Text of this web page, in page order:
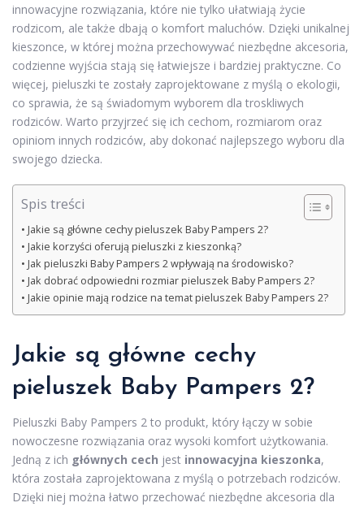
innowacyjne rozwiązania, które nie tylko ułatwiają życie
rodzicom, ale także dbają o komfort maluchów. Dzięki unikalnej
kieszonce, w której można przechowywać niezbędne akcesoria,
codzienne wyjścia stają się łatwiejsze i bardziej praktyczne. Co
więcej, pieluszki te zostały zaprojektowane z myślą o ekologii,
co sprawia, że są świadomym wyborem dla troskliwych
rodziców. Warto przyjrzeć się ich cechom, rozmiarom oraz
opiniom innych rodziców, aby dokonać najlepszego wyboru dla
swojego dziecka.
Spis treści
Jakie są główne cechy pieluszek Baby Pampers 2?
Jakie korzyści oferują pieluszki z kieszonką?
Jak pieluszki Baby Pampers 2 wpływają na środowisko?
Jak dobrać odpowiedni rozmiar pieluszek Baby Pampers 2?
Jakie opinie mają rodzice na temat pieluszek Baby Pampers 2?
Jakie są główne cechy
pieluszek Baby Pampers 2?
Pieluszki Baby Pampers 2 to produkt, który łączy w sobie
nowoczesne rozwiązania oraz wysoki komfort użytkowania.
Jedną z ich głównych cech jest innowacyjna kieszonka,
która została zaprojektowana z myślą o potrzebach rodziców.
Dzięki niej można łatwo przechować niezbędne akcesoria dla